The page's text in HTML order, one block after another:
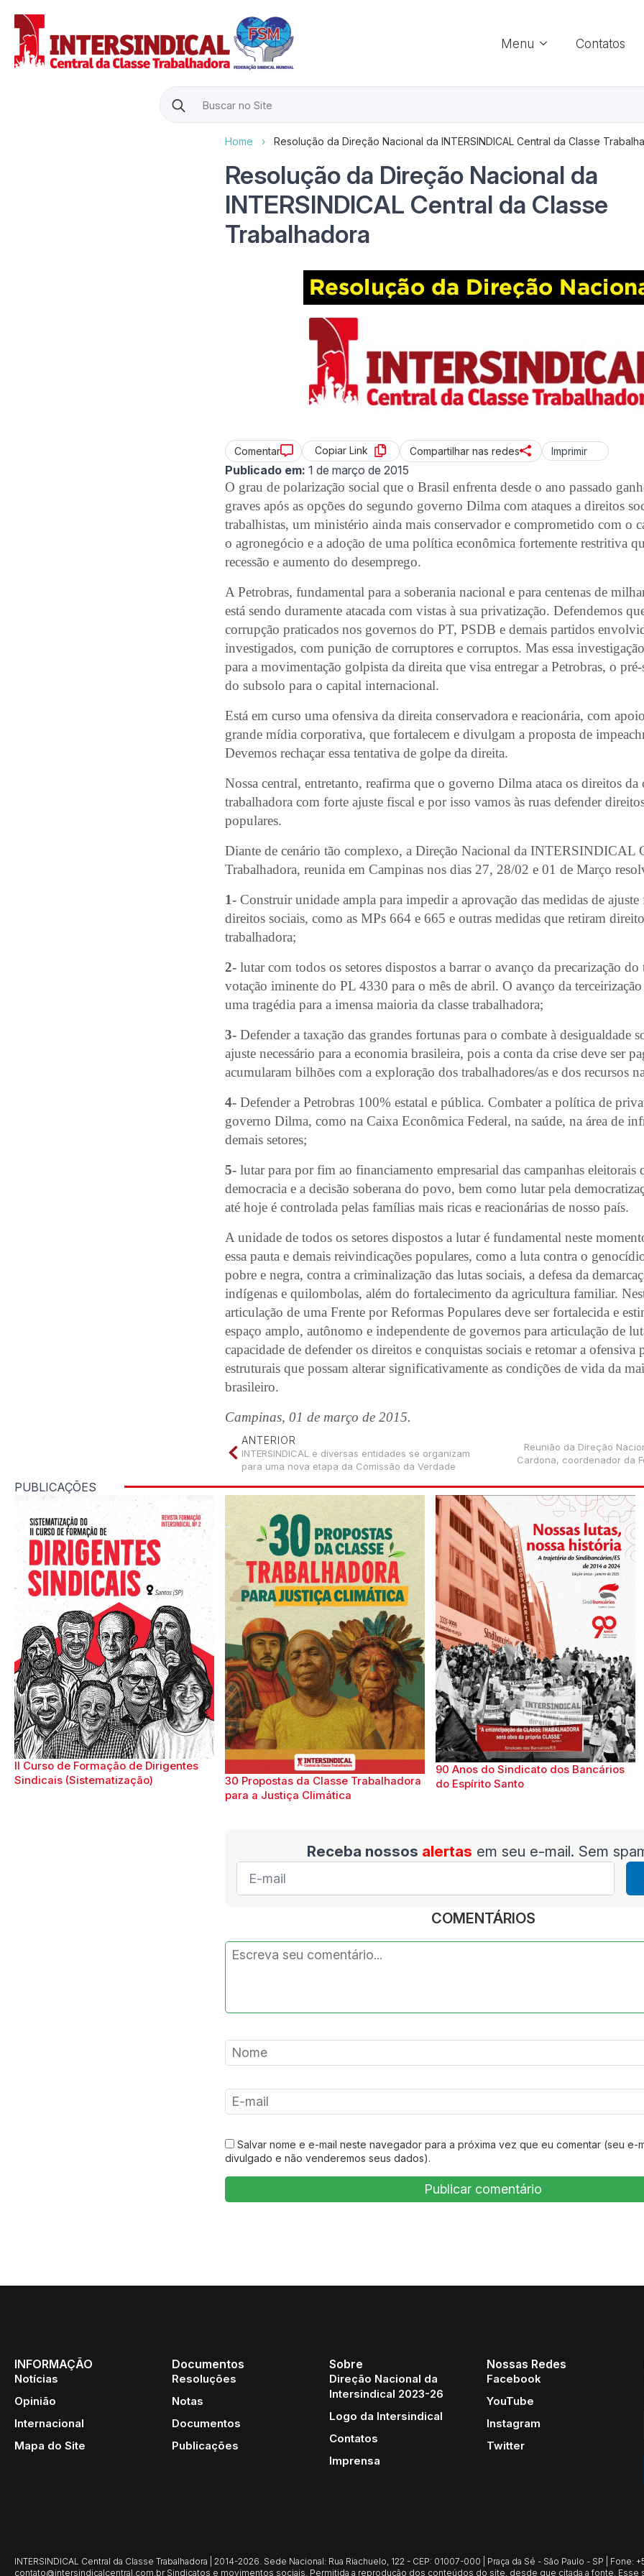
Menu Contatos
Search
for:
Home › Resolução da Direção Nacional da INTERSINDICAL Central da Classe
Resolução da Direção Nacional da
INTERSINDICAL Central da Classe
Trabalhadora
Comentar Copiar Link Compartilhar nas redes Imprimir
Publicado em: 1 de março de 2015
O grau de polarização social que o Brasil enfrenta desde o ano passado
graves após as opções do segundo governo Dilma com ataques a direitos
trabalhistas, um ministério ainda mais conservador e comprometido com o
o agronegócio e a adoção de uma política econômica fortemente restritiva
recessão e aumento do desemprego.
A Petrobras, fundamental para a soberania nacional e para centenas de
está sendo duramente atacada com vistas à sua privatização. Defendemos
corrupção praticados nos governos do PT, PSDB e demais partidos
investigados, com punição de corruptores e corruptos. Mas essa
para a movimentação golpista da direita que visa entregar a Petrobras, o pré-
do subsolo para o capital internacional.
Está em curso uma ofensiva da direita conservadora e reacionária, com
grande mídia corporativa, que fortalecem e divulgam a proposta de
Devemos rechaçar essa tentativa de golpe da direita.
Nossa central, entretanto, reafirma que o governo Dilma ataca os direitos da
trabalhadora com forte ajuste fiscal e por isso vamos às ruas defender
populares.
Diante de cenário tão complexo, a Direção Nacional da INTERSINDICAL
Trabalhadora, reunida em Campinas nos dias 27, 28/02 e 01 de Março
1- Construir unidade ampla para impedir a aprovação das medidas de ajuste
direitos sociais, como as MPs 664 e 665 e outras medidas que retiram
trabalhadora;
2- lutar com todos os setores dispostos a barrar o avanço da precarização
votação iminente do PL 4330 para o mês de abril. O avanço da
uma tragédia para a imensa maioria da classe trabalhadora;
3- Defender a taxação das grandes fortunas para o combate à desigualdade
ajuste necessário para a economia brasileira, pois a conta da crise deve ser
acumularam bilhões com a exploração dos trabalhadores/as e dos recursos
4- Defender a Petrobras 100% estatal e pública. Combater a política de
governo Dilma, como na Caixa Econômica Federal, na saúde, na área de
demais setores;
5- lutar para por fim ao financiamento empresarial das campanhas eleitorais
democracia e a decisão soberana do povo, bem como lutar pela
até hoje é controlada pelas famílias mais ricas e reacionárias de nosso país.
A unidade de todos os setores dispostos a lutar é fundamental neste
essa pauta e demais reivindicações populares, como a luta contra o
pobre e negra, contra a criminalização das lutas sociais, a defesa da
indígenas e quilombolas, além do fortalecimento da agricultura familiar.
articulação de uma Frente por Reformas Populares deve ser fortalecida e
espaço amplo, autônomo e independente de governos para articulação de
capacidade de defender os direitos e conquistas sociais e retomar a ofensiva
estruturais que possam alterar significativamente as condições de vida da
brasileiro.
Campinas, 01 de março de 2015.
Reunião da Direção
Cardona, coordenador da
ANTERIOR
INTERSINDICAL e diversas entidades se organizam
para uma nova etapa da Comissão da Verdade
PUBLICAÇÕES
II Curso de Formação de Dirigentes
Sindicais (Sistematização)
30 Propostas da Classe Trabalhadora
para a Justiça Climática
90 Anos do Sindicato dos Bancários
do Espírito Santo
Receba nossos alertas em seu e-mail. Sem
E-
mail
COMENTÁRIOS
Salvar nome e e-mail neste navegador para a próxima vez que eu comentar (seu e-
divulgado e não venderemos seus dados).
INFORMAÇÃO
Notícias
Opinião
Internacional
Mapa do Site
Documentos
Resoluções
Notas
Documentos
Publicações
Sobre
Direção Nacional da
Intersindical 2023-26
Logo da Intersindical
Contatos
Imprensa
Nossas Redes
Facebook
YouTube
Instagram
Twitter
INTERSINDICAL Central da Classe Trabalhadora | 2014-2026. Sede Nacional: Rua Riachuelo, 122 - CEP: 01007-000 | Praça da Sé - São Paulo - SP | Fone:
contato@intersindicalcentral.com.br Sindicatos e movimentos sociais. Permitida a reprodução dos conteúdos do site, desde que citada a fonte.